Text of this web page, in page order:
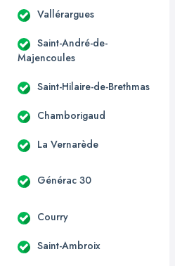
Vallérargues
Saint-André-de-
Majencoules
Saint-Hilaire-de-Brethmas
Chamborigaud
La Vernarède
Générac 30
Courry
Saint-Ambroix